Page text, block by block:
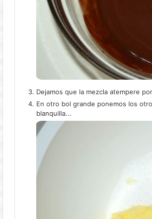
Dejamos que la mezcla atempere
En otro bol grande ponemos los
blanquilla...